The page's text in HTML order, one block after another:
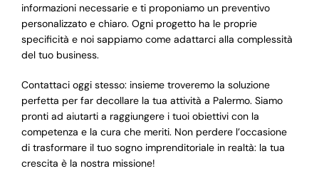
informazioni necessarie e ti proponiamo un preventivo
personalizzato e chiaro. Ogni progetto ha le proprie
specificità e noi sappiamo come adattarci alla complessità
del tuo business.
Contattaci oggi stesso: insieme troveremo la soluzione
perfetta per far decollare la tua attività a Palermo. Siamo
pronti ad aiutarti a raggiungere i tuoi obiettivi con la
competenza e la cura che meriti. Non perdere l’occasione
di trasformare il tuo sogno imprenditoriale in realtà: la tua
crescita è la nostra missione!